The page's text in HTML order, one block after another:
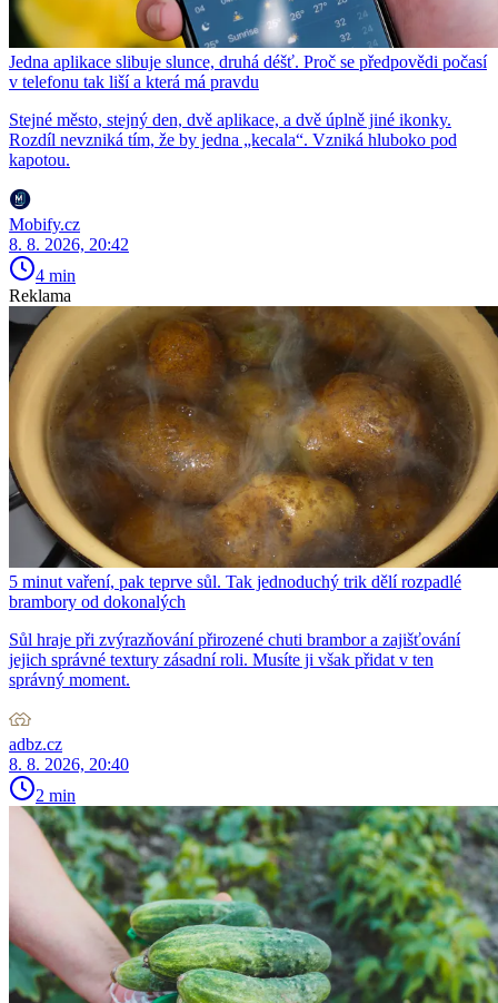
Jedna aplikace slibuje slunce, druhá déšť. Proč se předpovědi počasí
v telefonu tak liší a která má pravdu
Stejné město, stejný den, dvě aplikace, a dvě úplně jiné ikonky.
Rozdíl nevzniká tím, že by jedna „kecala“. Vzniká hluboko pod
kapotou.
Mobify.cz
8. 8. 2026, 20:42
4 min
Reklama
5 minut vaření, pak teprve sůl. Tak jednoduchý trik dělí rozpadlé
brambory od dokonalých
Sůl hraje při zvýrazňování přirozené chuti brambor a zajišťování
jejich správné textury zásadní roli. Musíte ji však přidat v ten
správný moment.
adbz.cz
8. 8. 2026, 20:40
2 min